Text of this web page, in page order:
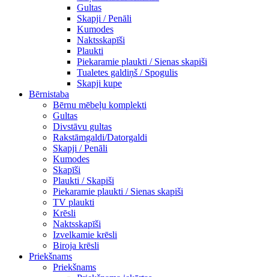
Gultas
Skapji / Penāli
Kumodes
Naktsskapīši
Plaukti
Piekaramie plaukti / Sienas skapiši
Tualetes galdiņš / Spogulis
Skapji kupe
Bērnistaba
Bērnu mēbeļu komplekti
Gultas
Divstāvu gultas
Rakstāmgaldi/Datorgaldi
Skapji / Penāli
Kumodes
Skapīši
Plaukti / Skapiši
Piekaramie plaukti / Sienas skapiši
TV plaukti
Krēsli
Naktsskapīši
Izvelkamie krēsli
Biroja krēsli
Priekšnams
Priekšnams